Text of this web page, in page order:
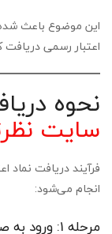
این موضوع باعث
اعتبار رسمی دریافت
نحوه
سایت
فرآیند دریافت
انجام می‌شود:
مرحله 1: ورود به صفحه کسب‌وکار